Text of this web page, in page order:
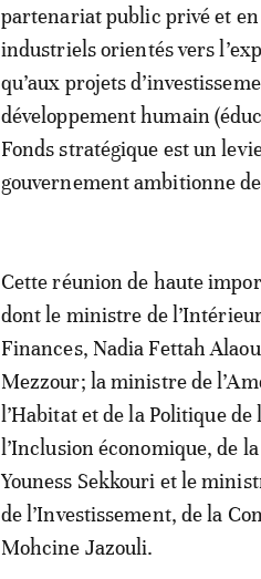
partenariat public privé et
industriels orientés vers
qu’aux projets
développement humain
Fonds stratégique est un
gouvernement ambitionne
Cette réunion de haute
dont le ministre de
Finances, Nadia Fettah
Mezzour; la ministre de
l’Habitat et de la Politique
l’Inclusion économique, de
Youness Sekkouri et le
de l’Investissement, de la
Mohcine Jazouli.